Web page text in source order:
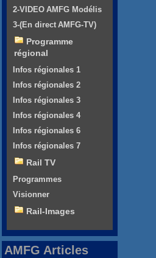
2-VIDEO AMFG Modélis
3-(En direct AMFG-TV)
Programme
régional
Infos régionales 1
Infos régionales 2
Infos régionales 3
Infos régionales 4
Infos régionales 6
Infos régionales 7
Rail TV
Programmes
Visionner
Rail-Images
AMFG Articles